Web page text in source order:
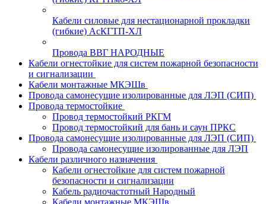
Кабели силовые для нестационарной прокладки
(гибкие) АсКГТП-ХЛ
Провода ВВГ НАРОДНЫЕ
Кабели огнестойкие для систем пожарной безопасности
и сигнализации
Кабели монтажные МКЭШв
Провода самонесущие изолированные для ЛЭП (СИП)
Провода термостойкие
Провод термостойкий РКГМ
Провод термостойкий для бань и саун ПРКС
Провода самонесущие изолированные для ЛЭП (СИП)
Провода самонесущие изолированные для ЛЭП
Кабели различного назначения
Кабели огнестойкие для систем пожарной
безопасности и сигнализации
Кабель радиочастотный Народный
Кабели монтажные МКЭШв